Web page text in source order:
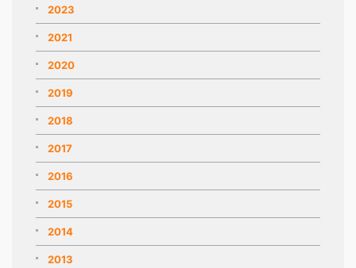
2023
2021
2020
2019
2018
2017
2016
2015
2014
2013